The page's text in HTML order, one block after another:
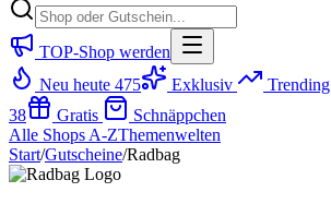
TOP-Shop werden
Neu heute 475 Exklusiv Trending
38
Gratis
Schnäppchen
Alle Shops A-ZThemenwelten
Start/Gutscheine/Radbag